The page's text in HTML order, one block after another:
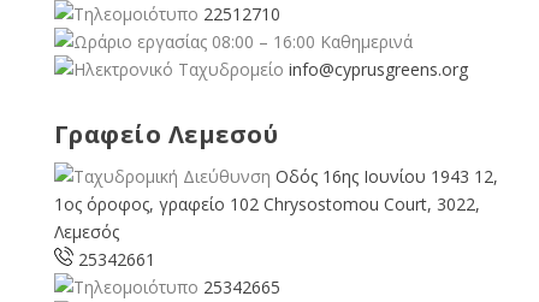
22512710
08:00 – 16:00 Καθημερινά
info@cyprusgreens.org
Γραφείο Λεμεσού
Οδός 16ης Ιουνίου 1943 12,
1ος όροφος, γραφείο 102 Chrysostomou Court, 3022,
Λεμεσός
25342661
25342665